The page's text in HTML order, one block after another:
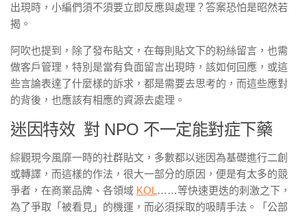
出現時，小編們須不須要立即反應與處理？答案恐怕是昭然若
揭。
阿吹也提到，除了發布貼文，在每則貼文下的粉絲留言，也需
做客戶管理，特別是當有負面留言出現時，該如何回應，或這
些言論表達了什麼樣的訴求，都是需要去思考的，而這些應對
的背後，也應該有相應的資源去處理。
迷因特效 對 NPO 不一定能對症下藥
綜觀現今風靡一時的社群貼文，多數都以迷因為基礎進行二創
或轉譯，而這樣的作法，很大一部分的原因，便是有太多的競
爭者，在商業品牌、各領域 KOL……等快速更迭的刺激之下，
為了爭取「被看見」的機運，而必須採取的吸睛手法。「公部